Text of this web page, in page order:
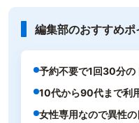
編集部のおすすめポ
予約不要で1回30分の
10代から90代まで利
女性専用なので異性